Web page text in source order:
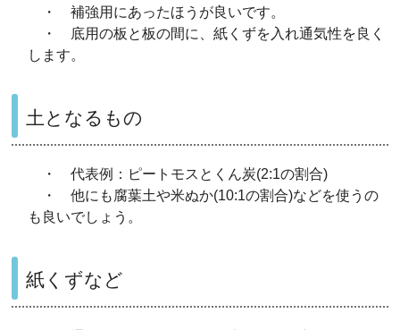
・ 補強用にあったほうが良いです。
・ 底用の板と板の間に、紙くずを入れ通気性を良く
します。
土となるもの
・ 代表例：ピートモスとくん炭(2:1の割合)
・ 他にも腐葉土や米ぬか(10:1の割合)などを使うの
も良いでしょう。
紙くずなど